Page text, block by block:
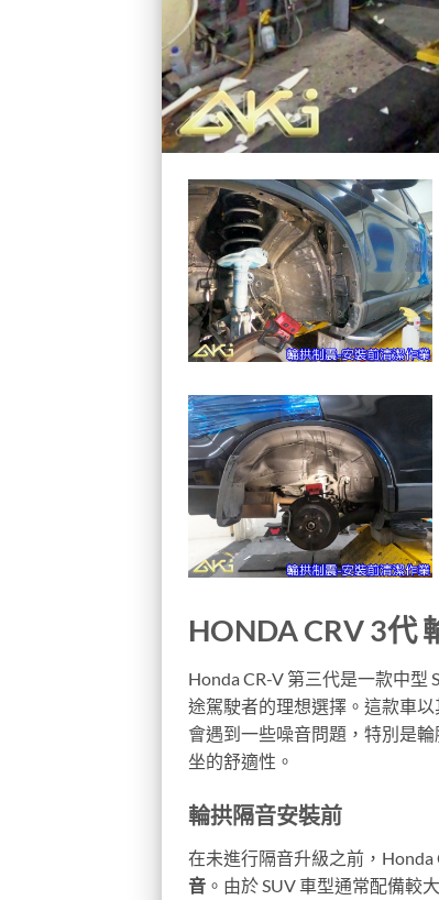
HONDA CRV 3代
Honda CR-V 第三代是一款中
途駕駛者的理想選擇。這款車
會遇到一些噪音問題，特別是
坐的舒適性。
輪拱隔音安裝前
在未進行隔音升級之前，
音 。由於 SUV 車型通常配備較